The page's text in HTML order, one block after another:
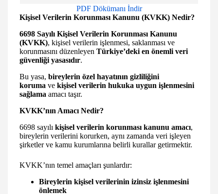
PDF Dökümanı İndir
Kişisel Verilerin Korunması Kanunu (KVKK) Nedir?
6698 Sayılı Kişisel Verilerin Korunması Kanunu
(KVKK), kişisel verilerin işlenmesi, saklanması ve
korunmasını düzenleyen Türkiye’deki en önemli veri
güvenliği yasasıdır.
Bu yasa, bireylerin özel hayatının gizliliğini
koruma ve kişisel verilerin hukuka uygun işlenmesini
sağlama amacı taşır.
KVKK’nın Amacı Nedir?
6698 sayılı kişisel verilerin korunması kanunu amacı,
bireylerin verilerini korurken, aynı zamanda veri işleyen
şirketler ve kamu kurumlarına belirli kurallar getirmektir.
KVKK’nın temel amaçları şunlardır:
Bireylerin kişisel verilerinin izinsiz işlenmesini
önlemek